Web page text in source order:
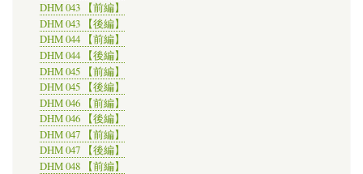
DHM 043 【前編】
DHM 043 【後編】
DHM 044 【前編】
DHM 044 【後編】
DHM 045 【前編】
DHM 045 【後編】
DHM 046 【前編】
DHM 046 【後編】
DHM 047 【前編】
DHM 047 【後編】
DHM 048 【前編】